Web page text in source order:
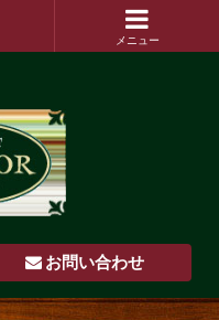
お問い合わせ
メニュー